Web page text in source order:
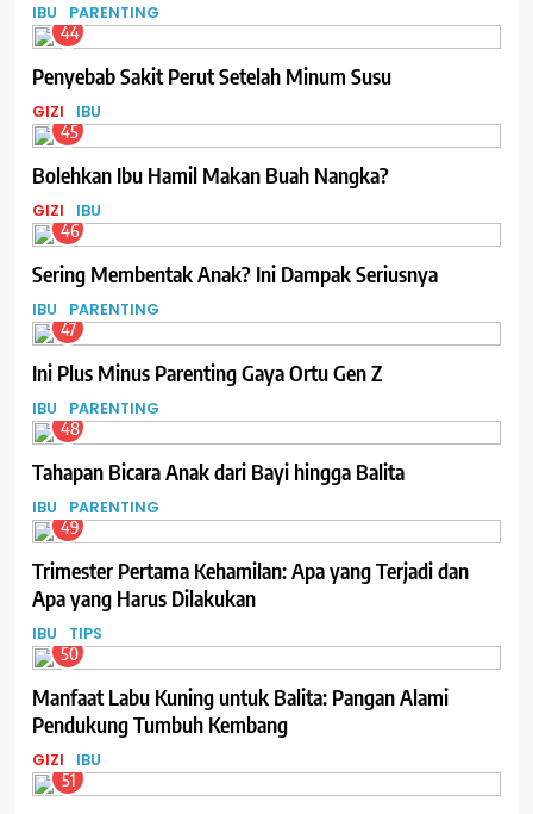
IBU PARENTING
44
Penyebab Sakit Perut Setelah Minum Susu
GIZI IBU
45
Bolehkan Ibu Hamil Makan Buah Nangka?
GIZI IBU
46
Sering Membentak Anak? Ini Dampak Seriusnya
IBU PARENTING
47
Ini Plus Minus Parenting Gaya Ortu Gen Z
IBU PARENTING
48
Tahapan Bicara Anak dari Bayi hingga Balita
IBU PARENTING
49
Trimester Pertama Kehamilan: Apa yang Terjadi dan
Apa yang Harus Dilakukan
IBU TIPS
50
Manfaat Labu Kuning untuk Balita: Pangan Alami
Pendukung Tumbuh Kembang
GIZI IBU
51